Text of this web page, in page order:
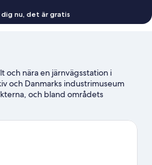
nu, det är gratis
nära en järnvägsstation i
och Danmarks industrimuseum
och bland områdets
Statsfængsel och Erik Menveds
så det är bara att plocka fram